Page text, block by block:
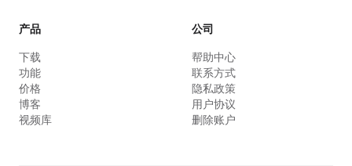
产品
下载
功能
价格
博客
视频库
公司
帮助中心
联系方式
隐私政策
用户协议
删除账户